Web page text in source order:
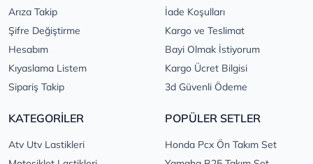
Arıza Takip
Şifre Değiştirme
Hesabım
Kıyaslama Listem
Sipariş Takip
İade Koşulları
Kargo ve Teslimat
Bayi Olmak İstiyorum
Kargo Ücret Bilgisi
3d Güvenli Ödeme
KATEGORİLER
Atv Utv Lastikleri
POPÜLER SETLER
Honda Pcx Ön Takım Set